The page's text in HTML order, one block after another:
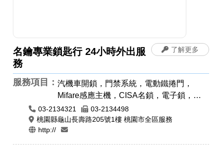
名鑰專業鎖匙行 24小時外出服
務
服務項目：汽機車開鎖，門禁系統，電動鐵捲門，
Mifare感應主機，CISA名鎖，電子鎖，以
色列大力士鎖，24小時開鎖，各種門鎖，
感應卡感應扣，遙控器安裝拷貝，電磁鎖，
防盜警報門鎖，晶片鎖匙，汽車開鎖，機車
開鎖，公司章，電腦刻印，橡皮章，牛角印
03-2134321
03-2134498
桃園縣龜山長壽路205號1樓 桃園市全區服務
http://
了解更多